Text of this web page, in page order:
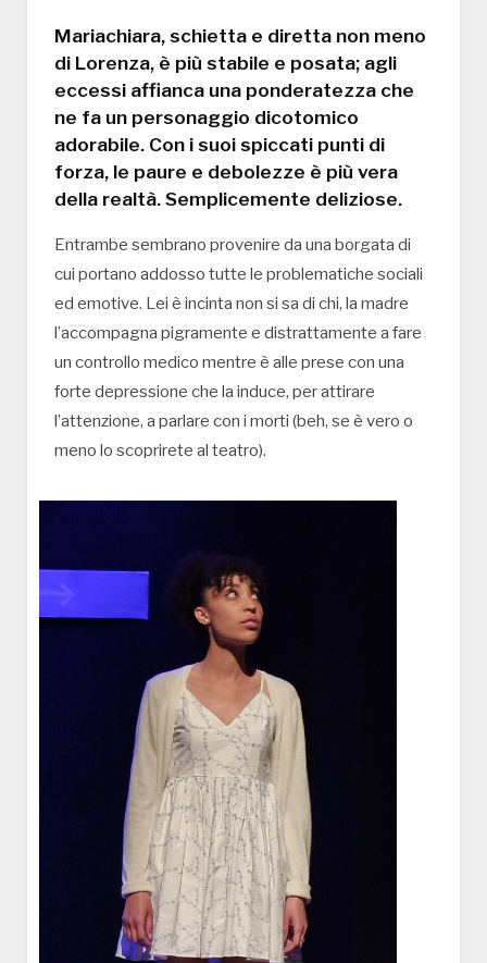
Mariachiara, schietta e diretta non meno
di Lorenza, è più stabile e posata; agli
eccessi affianca una ponderatezza che
ne fa un personaggio dicotomico
adorabile. Con i suoi spiccati punti di
forza, le paure e debolezze è più vera
della realtà. Semplicemente deliziose.
Entrambe sembrano provenire da una borgata di
cui portano addosso tutte le problematiche sociali
ed emotive. Lei è incinta non si sa di chi, la madre
l’accompagna pigramente e distrattamente a fare
un controllo medico mentre è alle prese con una
forte depressione che la induce, per attirare
l’attenzione, a parlare con i morti (beh, se è vero o
meno lo scoprirete al teatro).